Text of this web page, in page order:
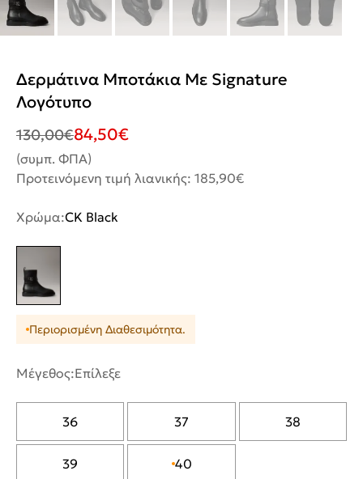
Δερμάτινα Μποτάκια Με Signature
Λογότυπο
130,00€84,50€
(συμπ. ΦΠΑ)
Προτεινόμενη τιμή λιανικής: 185,90€
Χρώμα:CK Black
Περιορισμένη Διαθεσιμότητα.
Μέγεθος:Επίλεξε
36 37 38
39 40